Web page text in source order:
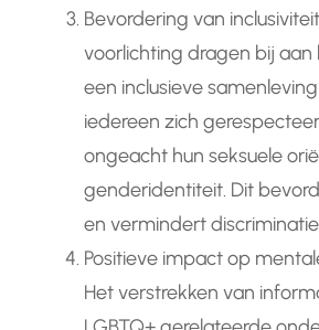
Bevordering van
voorlichting dragen bij aan
een inclusieve
iedereen zich
ongeacht hun seksuele
genderidentiteit. Dit
en vermindert
Positieve impact op
Het verstrekken van